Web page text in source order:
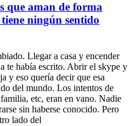
que aman de forma
ningún sentido
Llegar a casa y encender
te había escrito. Abrir el skype y
y eso quería decir que esa
del mundo. Los intentos de
etc, eran en vano. Nadie
sin haberse conocido. Pero
lado del